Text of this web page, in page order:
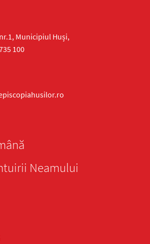
Municipiul Huși,
100
Neamului